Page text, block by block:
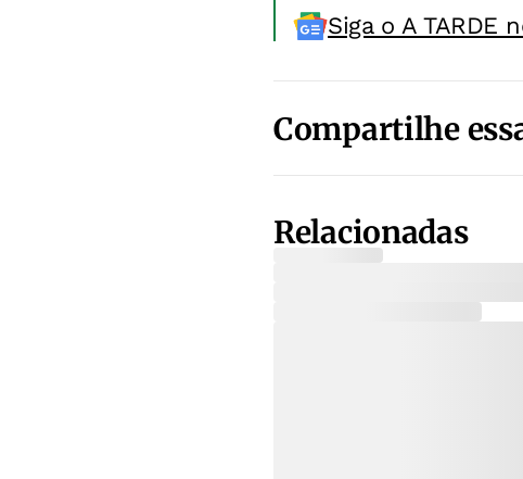
Siga o A TARDE
Compartilhe
Relacionadas